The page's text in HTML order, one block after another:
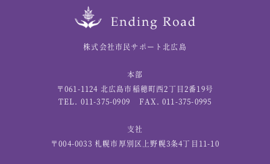
株式会社市民サポート北広島
本部
〒061-1124 北広島市稲穂町西2丁目2番19号
TEL. 011-375-0909
FAX. 011-375-0995
支社
〒004-0033 札幌市厚別区上野幌3条4丁目11-10